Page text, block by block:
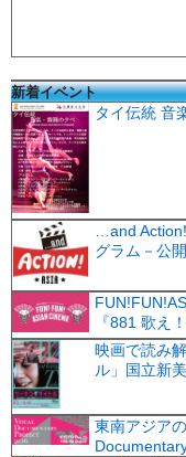
新着イベント
タイ伝統 音
…and
グラム－公
『881 歌え
映画で読み
ル」国立新
東南アジア